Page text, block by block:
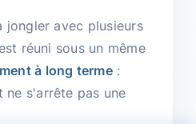
jongler avec plusieurs
réuni sous un même
à long terme:
ne s'arrête pas une